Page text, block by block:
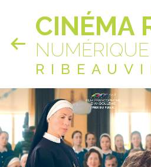
CINÉMA